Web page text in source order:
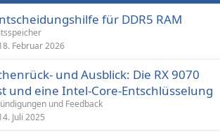
für DDR5 RAM
Februar 2026
und Ausblick: Die RX 9070
und eine Intel-Core-Entschlüsselung
und Feedback
Juli 2025